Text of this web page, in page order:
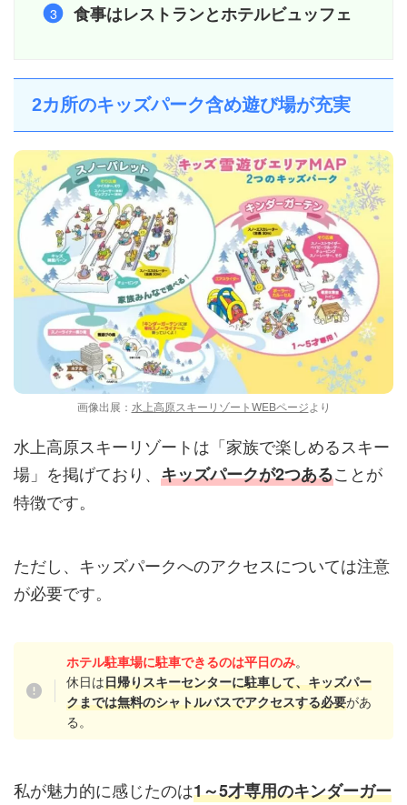
食事はレストランとホテルビュッフェ
2カ所のキッズパーク含め遊び場が充実
画像出展： 水上高原スキーリゾートWEBページより
水上高原スキーリゾートは「家族で楽しめるスキー
場」を掲げており、 キッズパークが2つあることが
特徴です。
ただし、キッズパークへのアクセスについては注意
が必要です。
ホテル駐車場に駐車できるのは平日のみ。
休日は日帰りスキーセンターに駐車して、キッズパー
クまでは無料のシャトルバスでアクセスする必要があ
る。
私が魅力的に感じたのは1～5才専用のキンダーガー